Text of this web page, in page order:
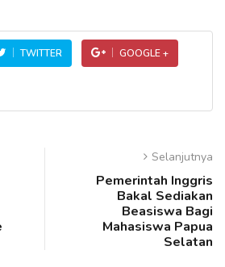
TWITTER GOOGLE +
Selanjutnya
Pemerintah Inggris
Bakal Sediakan
Beasiswa Bagi
Mahasiswa Papua
Selatan